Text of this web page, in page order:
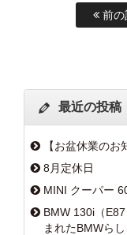
前の
最近の投稿
【お盆休業のお
8月定休日
MINI クーパー
BMW 130i（
まれたBMWらし